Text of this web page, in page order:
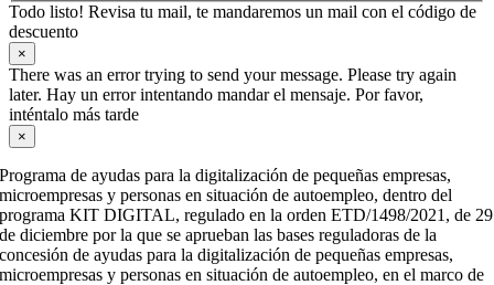
Todo listo! Revisa tu mail, te mandaremos un mail con el código de
descuento
×
There was an error trying to send your message. Please try again
later. Hay un error intentando mandar el mensaje. Por favor,
inténtalo más tarde
×
Programa de ayudas para la digitalización de pequeñas empresas,
microempresas y personas en situación de autoempleo, dentro del
programa KIT DIGITAL, regulado en la orden ETD/1498/2021, de 29
de diciembre por la que se aprueban las bases reguladoras de la
concesión de ayudas para la digitalización de pequeñas empresas,
microempresas y personas en situación de autoempleo, en el marco de